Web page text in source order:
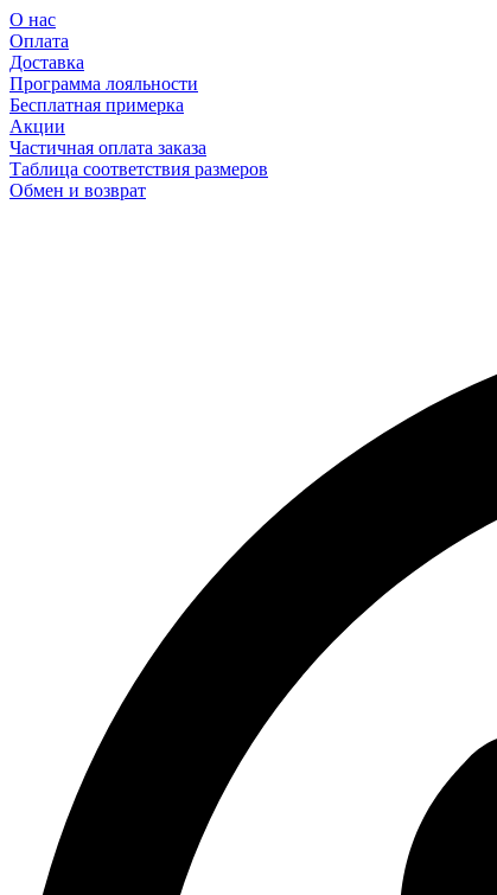
О нас
Оплата
Доставка
Программа лояльности
Бесплатная примерка
Акции
Частичная оплата заказа
Таблица соответствия размеров
Обмен и возврат